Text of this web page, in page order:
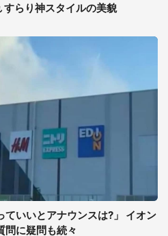
すらり神スタイルの美貌
ていいとアナウンスは?」 イオン
問に疑問も続々